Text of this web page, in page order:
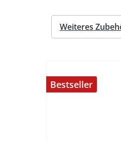
Weiteres
Bestseller